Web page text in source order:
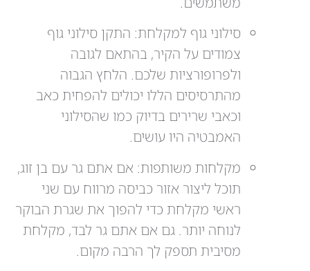
סילוני גוף למקלחת: התקן סילוני גוף
צמודים על הקיר, בהתאם לגובה
ולפרופורציות שלכם. הלחץ הגבוה
מהתרסיסים הללו יכולים להפחית כאב
וכאבי שרירים בדיוק כמו שהסילוני
האמבטיה היו עושים.
מקלחות משותפות: אם אתם גר עם בן זוג,
תוכל ליצור אזור כביסה מרווח עם שני
ראשי מקלחת כדי להפוך את שגרת הבוקר
לנוחה יותר. גם אם אתם גר לבד, מקלחת
מסיבית תספק לך הרבה מקום.